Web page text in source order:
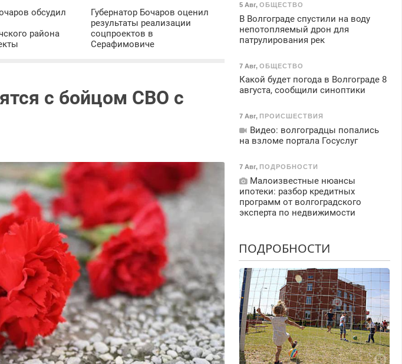
обсудил
района
Губернатор Бочаров оценил
результаты реализации
соцпроектов в
Серафимовиче
с бойцом СВО с
5 Авг, ОБЩЕСТВО
В Волгограде спустили на воду
непотопляемый дрон для
патрулирования рек
7 Авг, ОБЩЕСТВО
Какой будет погода в Волгограде 8
августа, сообщили синоптики
7 Авг, ПРОИСШЕСТВИЯ
Видео: волгоградцы попались
на взломе портала Госуслуг
7 Авг, ПОДРОБНОСТИ
Малоизвестные нюансы
ипотеки: разбор кредитных
программ от волгоградского
эксперта по недвижимости
ПОДРОБНОСТИ